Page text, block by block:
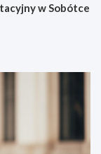
w Sobótce